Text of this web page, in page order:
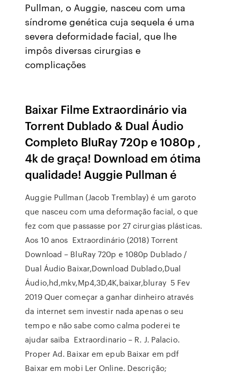
Pullman, o Auggie, nasceu com uma
síndrome genética cuja sequela é uma
severa deformidade facial, que lhe
impôs diversas cirurgias e
complicações
Baixar Filme Extraordinário via
Torrent Dublado & Dual Áudio
Completo BluRay 720p e 1080p ,
4k de graça! Download em ótima
qualidade! Auggie Pullman é
Auggie Pullman (Jacob Tremblay) é um garoto
que nasceu com uma deformação facial, o que
fez com que passasse por 27 cirurgias plásticas.
Aos 10 anos Extraordinário (2018) Torrent
Download – BluRay 720p e 1080p Dublado /
Dual Áudio Baixar,Download Dublado,Dual
Áudio,hd,mkv,Mp4,3D,4K,baixar,bluray 5 Fev
2019 Quer começar a ganhar dinheiro através
da internet sem investir nada apenas o seu
tempo e não sabe como calma poderei te
ajudar saiba Extraordinario – R. J. Palacio.
Proper Ad. Baixar em epub Baixar em pdf
Baixar em mobi Ler Online. Descrição;